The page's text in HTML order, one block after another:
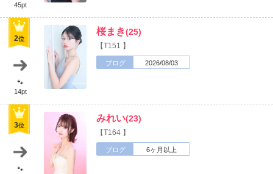
45pt
2位
🐾
14pt
桜まき(25)
【T151 】
ブログ 2026/08/03
3位
🐾
みれい(23)
【T164 】
ブログ 6ヶ月以上